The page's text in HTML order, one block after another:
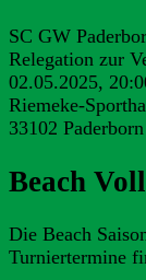
SC GW
Relegation zur
02.05.2025,
Riemeke-
33102 Paderborn
Beach
Die Beach
Turniertermine